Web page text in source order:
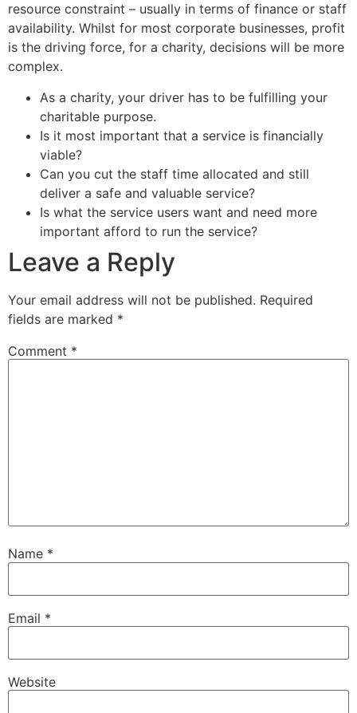
Dr. Lalitha Bharat
Karnataka State Advisor
VIP Member, Tenali
resource constraint – usually in terms of finance or staff
availability. Whilst for most corporate businesses, profit
is the driving force, for a charity, decisions will be more
complex.
As a charity, your driver has to be fulfilling your
charitable purpose.
Is it most important that a service is financially
viable?
Can you cut the staff time allocated and still
deliver a safe and valuable service?
Is what the service users want and need more
important afford to run the service?
Leave a Reply
Your email address will not be published. Required
fields are marked *
Comment *
Name *
Email *
Website